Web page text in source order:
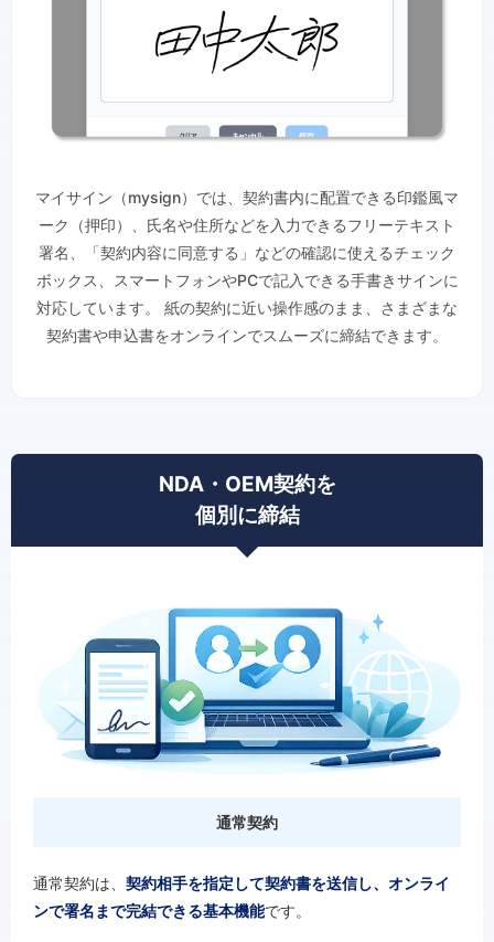
マイサイン（mysign）では、契約書内に配置できる印鑑風マ
ーク（押印）、氏名や住所などを入力できるフリーテキスト
署名、「契約内容に同意する」などの確認に使えるチェック
ボックス、スマートフォンやPCで記入できる手書きサインに
対応しています。 紙の契約に近い操作感のまま、さまざまな
契約書や申込書をオンラインでスムーズに締結できます。
NDA・OEM契約を
個別に締結
通常契約
通常契約は、 契約相手を指定して契約書を送信し、オンライ
ンで署名まで完結できる基本機能です。